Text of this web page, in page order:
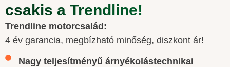
csakis a Trendline!
Trendline motorcsalád:
4 év garancia, megbízható minőség, diszkont ár!
Nagy teljesítményű árnyékolástechnikai